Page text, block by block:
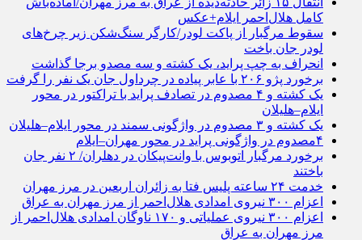
کامل هلال‌احمر ایلام+عکس
سقوط مرگبار از پاکت لودر/کارگر سنگ‌شکن زیر چرخ‌های
لودر جان باخت
انحراف به چپ پراید، یک کشته و سه مصدو برجا گذاشت
برخورد پژو ۲۰۶ با عابر پیاده در چرداول جان یک نفر را گرفت
یک کشته و ۴ مصدوم در تصادف پراید با تراکتور در محور
ایلام–هلیلان
یک کشته و ۳ مصدوم در واژگونی سمند در محور ایلام–هلیلان
۴مصدوم در واژگونی پراید در محور مهران–ایلام
برخورد مرگبار اتوبوس با وانت‌پیکان در دهلران/ ۲ نفر جان
باختند
خدمت ۲۴ ساعته پلیس فتا به زائران اربعین در مرز مهران
اعزام ۳۰۰ نیروی امدادی هلال‌احمر از مرز مهران به عراق
اعزام ۳۰۰ نیروی عملیاتی و ۱۷۰ ناوگان امدادی هلال‌احمر از
مرز مهران به عراق